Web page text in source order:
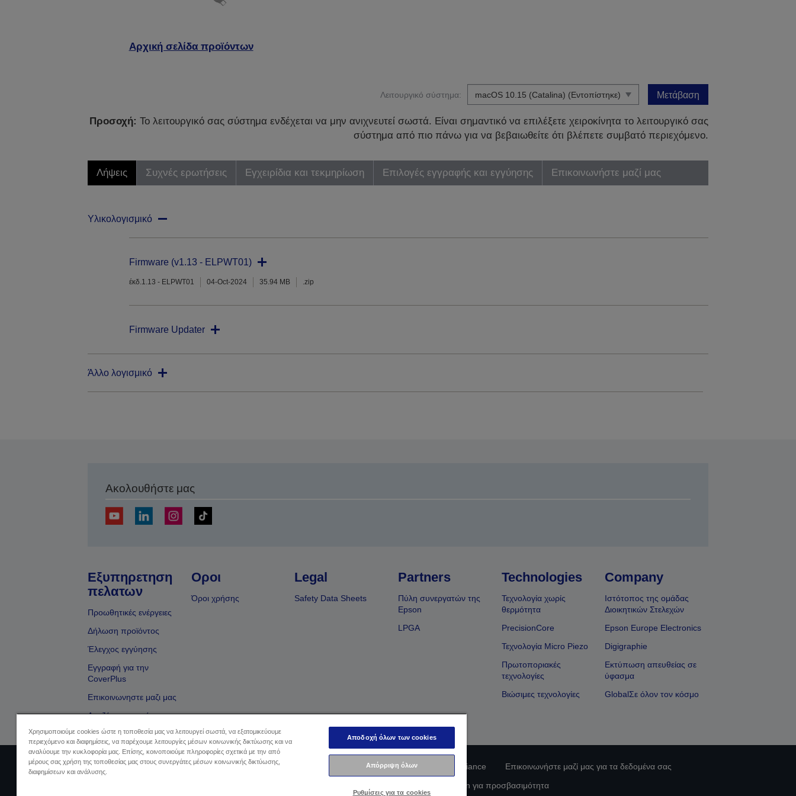
Αρχική σελίδα προϊόντων
Λειτουργικό σύστημα: Μετάβαση
Προσοχή: Το λειτουργικό σας σύστημα ενδέχεται να μην ανιχνευτεί σωστά. Είναι σημαντικό να επιλέξετε χειροκίνητα το λειτουργικό σας
σύστημα από πιο πάνω για να βεβαιωθείτε ότι βλέπετε συμβατό περιεχόμενο.
Λήψεις Συχνές ερωτήσεις Εγχειρίδια και τεκμηρίωση Επιλογές εγγραφής και εγγύησης Επικοινωνήστε μαζί μας
Υλικολογισμικό
Firmware (v1.13 - ELPWT01)
έκδ.1.13 - ELPWT01 04-Oct-2024 35.94 MB .zip
Firmware Updater
Άλλο λογισμικό
Ακολουθήστε μας
Εξυπηρετηση
πελατων
Προωθητικές ενέργειες
Δήλωση προϊόντος
Έλεγχος εγγύησης
Εγγραφή για την
CoverPlus
Επικοινωνηστε μαζι μας
Αναζήτηση εμπόρου
Οροι
Όροι χρήσης
Legal
Safety Data Sheets
Partners
Πύλη συνεργατών της
Epson
LPGA
Technologies
Τεχνολογία χωρίς
θερμότητα
PrecisionCore
Τεχνολογία Micro Piezo
Πρωτοποριακές
τεχνολογίες
Βιώσιμες τεχνολογίες
Company
Ιστότοπος της ομάδας
Διοικητικών Στελεχών
Epson Europe Electronics
Digigraphie
Εκτύπωση απευθείας σε
ύφασμα
GlobalΣε όλον τον κόσμο
Sellers Identification Δήλωση Πληροφοριών Ιδιωτικού Απορρήτου EU Data Act Compliance
Επικοινωνήστε μαζί μας για τα δεδομένα σας
Δέσμευση της Epson για προσβασιμότητα
Χρησιμοποιούμε cookies ώστε η τοποθεσία μας να λειτουργεί σωστά, να εξατομικεύουμε
περιεχόμενο και διαφημίσεις, να παρέχουμε λειτουργίες μέσων κοινωνικής δικτύωσης και να
αναλύουμε την κυκλοφορία μας. Επίσης, κοινοποιούμε πληροφορίες σχετικά με την από
μέρους σας χρήση της τοποθεσίας μας στους συνεργάτες μέσων κοινωνικής δικτύωσης,
διαφημίσεων και ανάλυσης.
Αποδοχή όλων των cookies
Απόρριψη όλων
Ρυθμίσεις για τα cookies